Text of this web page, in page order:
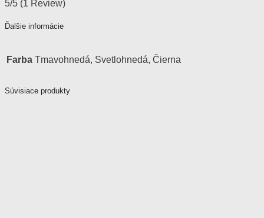
5/5 (1 Review)
Ďalšie informácie
Farba Tmavohnedá, Svetlohnedá, Čierna
Súvisiace produkty